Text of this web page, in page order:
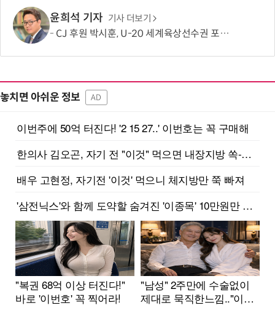
윤희석 기자 기사 더보기
CJ 후원 박시훈, U-20 세계육상선수권 포환던지기 은메달
놓치면 아쉬운 정보 AD